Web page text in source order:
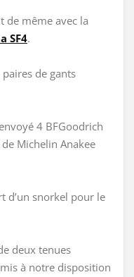
de même avec la
SF4.
de gants
4 BFGoodrich
Michelin Anakee
d’un snorkel pour le
deux tenues
à notre disposition